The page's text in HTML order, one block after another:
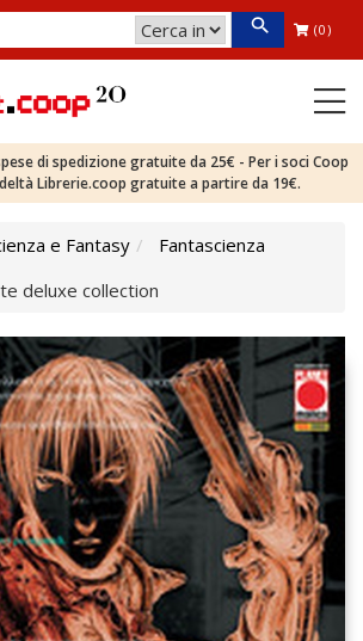
(0)
di spedizione gratuite da 25€ - Per i soci Coop
Librerie.coop gratuite a partire da 19€.
e Fantasy
Fantascienza
deluxe collection